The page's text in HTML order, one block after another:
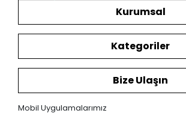
Kurumsal
Kategoriler
Bize Ulaşın
Mobil Uygulamalarımız